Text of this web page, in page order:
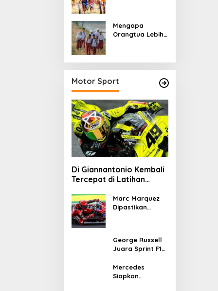
Mengapa
Orangtua Lebih
daripada
Sekolah Negeri?
Motor Sport
Di Giannantonio Kembali
Tercepat di Latihan
Marc Marquez
Dipastikan
Izin Medis
George Russell
Juara Sprint F1
Norris dan
Antonelli
Mercedes
Siapkan